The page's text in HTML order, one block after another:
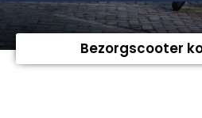
Bezorgscooter